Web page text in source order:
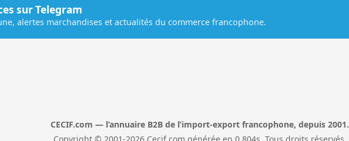
sur Telegram
alertes marchandises et actualités du commerce francophone.
CECIF.com — l’annuaire B2B de l’import-export francophone, depuis 2001.